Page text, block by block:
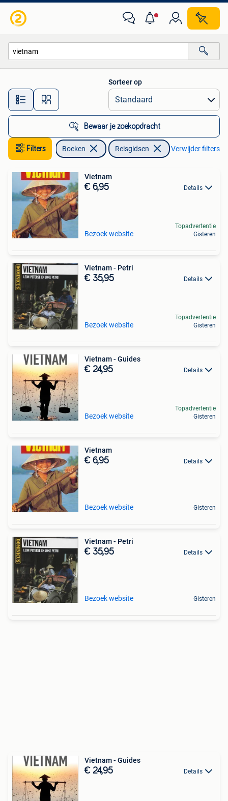
Alle afstanden…
Sorteer op
Bewaar je zoekopdracht
Filters Boeken Reisgidsen Verwijder filters
Vietnam
€ 6,95 Details
Bezoek website
Topadvertentie
Gisteren
Vietnam - Petri
€ 35,95 Details
Bezoek website
Topadvertentie
Gisteren
Vietnam - Guides
€ 24,95 Details
Bezoek website
Topadvertentie
Gisteren
Vietnam
€ 6,95 Details
Bezoek website Gisteren
Vietnam - Petri
€ 35,95 Details
Bezoek website Gisteren
Vietnam - Guides
€ 24,95 Details